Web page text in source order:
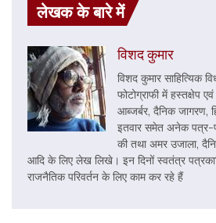
लेखक के बारे में
विशद कुमार
विशद कुमार साहित्यिक
फोटोग्राफी में हस्तक्षेप
आब्जर्बर, दैनिक जागरण,
इतवार समेत अनेक पत्र-
की तथा अमर उजाला,
आदि के लिए लेख लिखे। इन दिनों स्वतंत्र
राजनैतिक परिवर्तन के लिए काम कर रहे हैं